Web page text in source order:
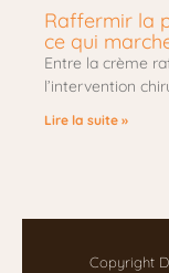
Raffermir la
ce qui
Entre la crème
l’intervention
Lire la suite »
Copyright